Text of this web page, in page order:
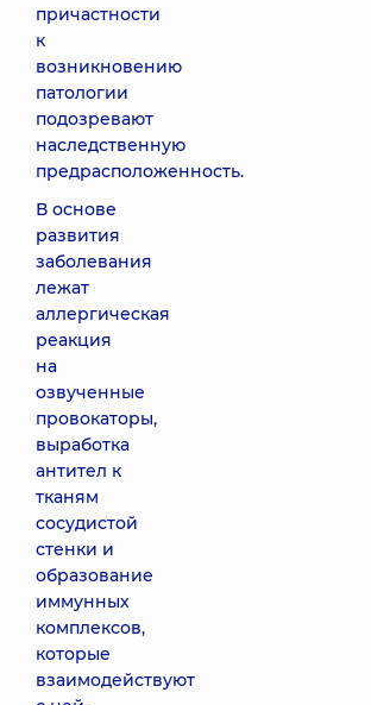
причастности
к
возникновению
патологии
подозревают
наследственную
предрасположенность.
В основе
развития
заболевания
лежат
аллергическая
реакция
на
озвученные
провокаторы,
выработка
антител к
тканям
сосудистой
стенки и
образование
иммунных
комплексов,
которые
взаимодействуют